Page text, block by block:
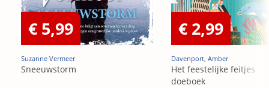
€ 5,99
Suzanne Vermeer
Sneeuwstorm
€ 2,99
Davenport, Amber
Het feestelijke feitjes
doeboek